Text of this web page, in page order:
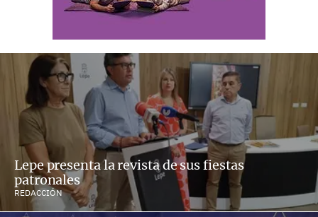
Lepe presenta la revista de sus fiestas
patronales
REDACCIÓN